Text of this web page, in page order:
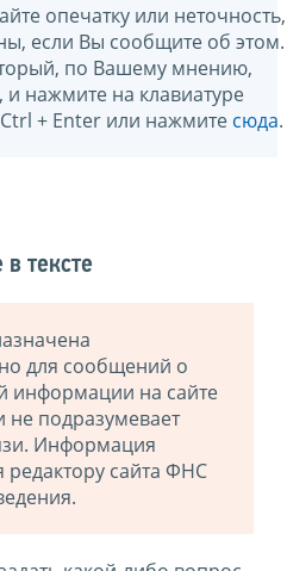
опечатку или неточность,
если Вы сообщите об этом.
по Вашему мнению,
нажмите на клавиатуре
+ Enter или нажмите сюда.
тексте
для сообщений о
информации на сайте
подразумевает
Информация
редактору сайта ФНС